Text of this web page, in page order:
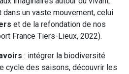
dans un vaste mouvement, celui
et de la refondation de nos
France Tiers-Lieux, 2022).
: intégrer la biodiversité
cycle des saisons, découvrir les